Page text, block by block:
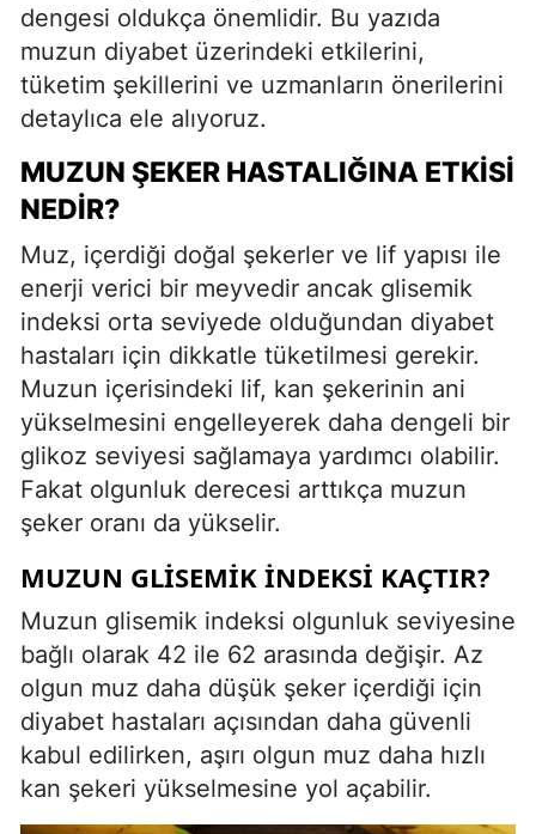
dengesi oldukça önemlidir. Bu yazıda
muzun diyabet üzerindeki etkilerini,
tüketim şekillerini ve uzmanların önerilerini
detaylıca ele alıyoruz.
MUZUN ŞEKER HASTALIĞINA ETKISI
NEDIR?
Muz, içerdiği doğal şekerler ve lif yapısı ile
enerji verici bir meyvedir ancak glisemik
indeksi orta seviyede olduğundan diyabet
hastaları için dikkatle tüketilmesi gerekir.
Muzun içerisindeki lif, kan şekerinin ani
yükselmesini engelleyerek daha dengeli bir
glikoz seviyesi sağlamaya yardımcı olabilir.
Fakat olgunluk derecesi arttıkça muzun
şeker oranı da yükselir.
MUZUN GLISEMIK İNDEKSI KAÇTIR?
Muzun glisemik indeksi olgunluk seviyesine
bağlı olarak 42 ile 62 arasında değişir. Az
olgun muz daha düşük şeker içerdiği için
diyabet hastaları açısından daha güvenli
kabul edilirken, aşırı olgun muz daha hızlı
kan şekeri yükselmesine yol açabilir.